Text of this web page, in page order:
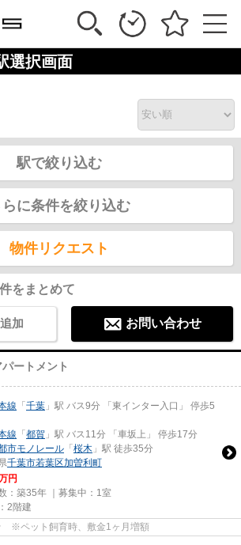
選択画面
駅で絞り込む
らに条件を絞り込む
物件リクエスト
をまとめて
加 お問い合わせ
ートメント
線 「千葉 」駅 バス9分 「東インター入口」 停歩5
線 「都賀 」駅 バス11分 「車坂上」 停歩17分
市モノレール 「桜木 」駅 徒歩35分
千葉市若葉区加曽利町
円
：築35年 ｜募集中： 1室
2階建
※ペット飼育時、敷金1ヶ月増額